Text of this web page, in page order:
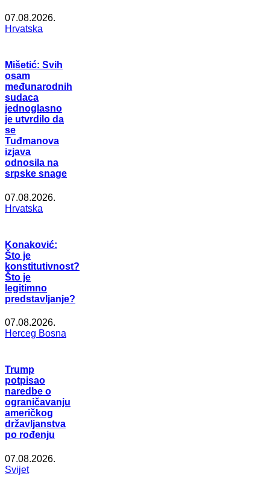
07.08.2026.
Hrvatska
Mišetić: Svih
osam
međunarodnih
sudaca
jednoglasno
je utvrdilo da
se
Tuđmanova
izjava
odnosila na
srpske snage
07.08.2026.
Hrvatska
Konaković:
Što je
konstitutivnost?
Što je
legitimno
predstavljanje?
07.08.2026.
Herceg Bosna
Trump
potpisao
naredbe o
ograničavanju
američkog
državljanstva
po rođenju
07.08.2026.
Svijet